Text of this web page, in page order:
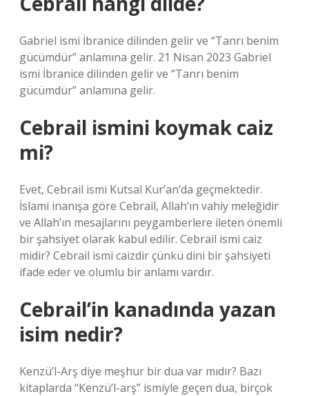
Gabriel ismi İbranice dilinden gelir ve “Tanrı benim
gücümdür” anlamına gelir. 21 Nisan 2023 Gabriel
ismi İbranice dilinden gelir ve “Tanrı benim
gücümdür” anlamına gelir.
Cebrail ismini koymak caiz
mi?
Evet, Cebrail ismi Kutsal Kur’an’da geçmektedir.
İslami inanışa göre Cebrail, Allah’ın vahiy meleğidir
ve Allah’ın mesajlarını peygamberlere ileten önemli
bir şahsiyet olarak kabul edilir. Cebrail ismi caiz
midir? Cebrail ismi caizdir çünkü dini bir şahsiyeti
ifade eder ve olumlu bir anlamı vardır.
Cebrail’in kanadında yazan
isim nedir?
Kenzü’l-Arş diye meşhur bir dua var mıdır? Bazı
kitaplarda “Kenzü’l-arş” ismiyle geçen dua, birçok